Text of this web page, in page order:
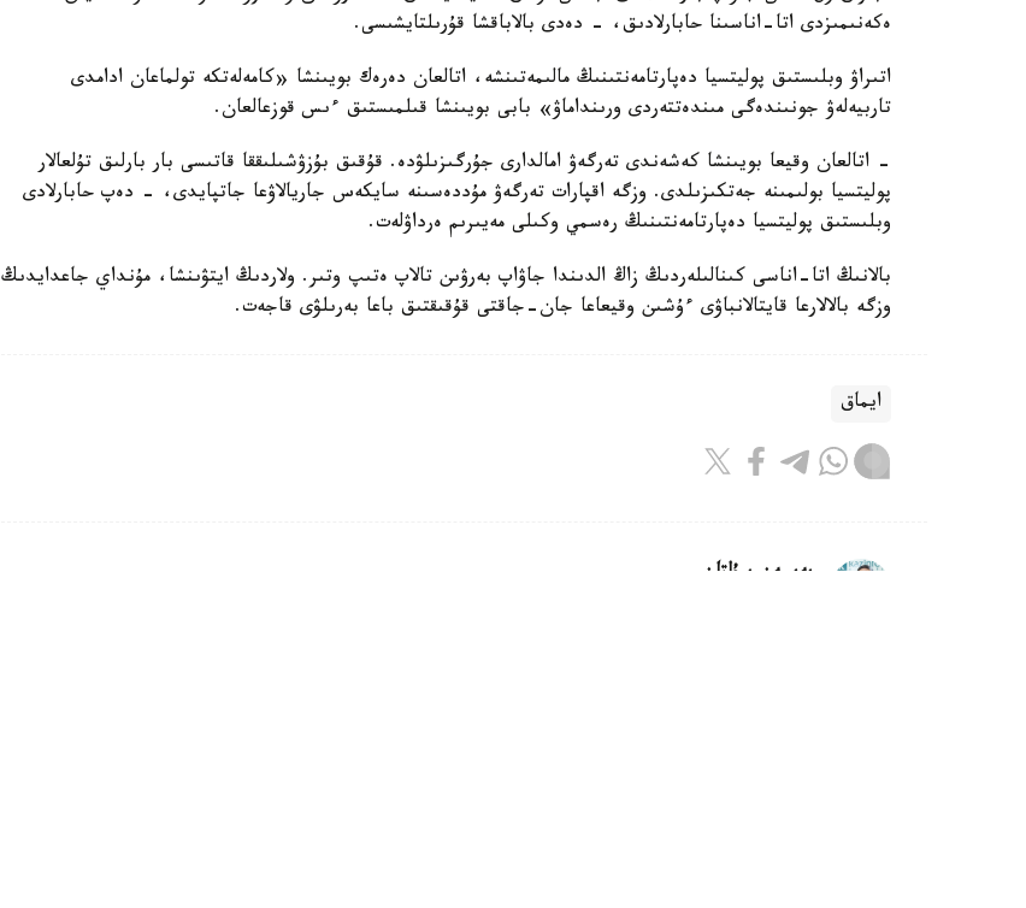
ەكەنىمىزدى اتا-اناسىنا حابارلادىق، - دەدى بالاباقشا قۇرىلتايشىسى.
اتىراۋ وبلىستىق پوليتسيا دەپارتامەنتىنىڭ مالىمەتىنشە، اتالعان دەرەك بويىنشا «كامەلەتكە تولماعان ادامدى
تاربيەلەۋ جونىندەگى مىندەتتەردى ورىنداماۋ» بابى بويىنشا قىلمىستىق ءىس قوزعالعان.
- اتالعان وقيعا بويىنشا كەشەندى تەرگەۋ امالدارى جۇرگىزىلۋدە. قۇقىق بۇزۋشىلىققا قاتىسى بار بارلىق تۇلعالار
پوليتسيا بولىمىنە جەتكىزىلدى. وزگە اقپارات تەرگەۋ مۇددەسىنە سايكەس جاريالاۋعا جاتپايدى، - دەپ حابارلادى
وبلىستىق پوليتسيا دەپارتامەنتىنىڭ رەسمي وكىلى مەيىرىم ەرداۋلەت.
بالانىڭ اتا-اناسى كىنالىلەردىڭ زاڭ الدىندا جاۋاپ بەرۋىن تالاپ ەتىپ وتىر. ولاردىڭ ايتۋىنشا، مۇنداي جاعدايدىڭ
وزگە بالالارعا قايتالانباۋى ءۇشىن وقيعاعا جان-جاقتى قۇقىقتىق باعا بەرىلۋى قاجەت.
ايماق
بەيسەن سۇلتان